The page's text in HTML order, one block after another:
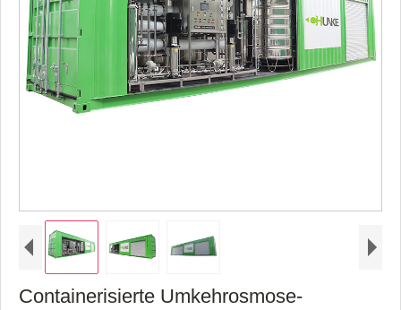
Containerisierte Umkehrosmose-